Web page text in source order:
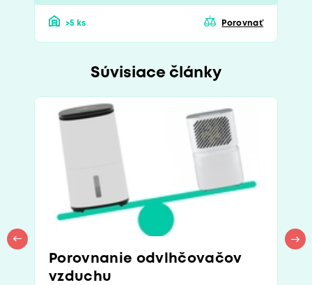
>5 ks Porovnať
Súvisiace články
Porovnanie odvlhčovačov
vzduchu